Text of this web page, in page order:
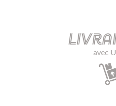
avec